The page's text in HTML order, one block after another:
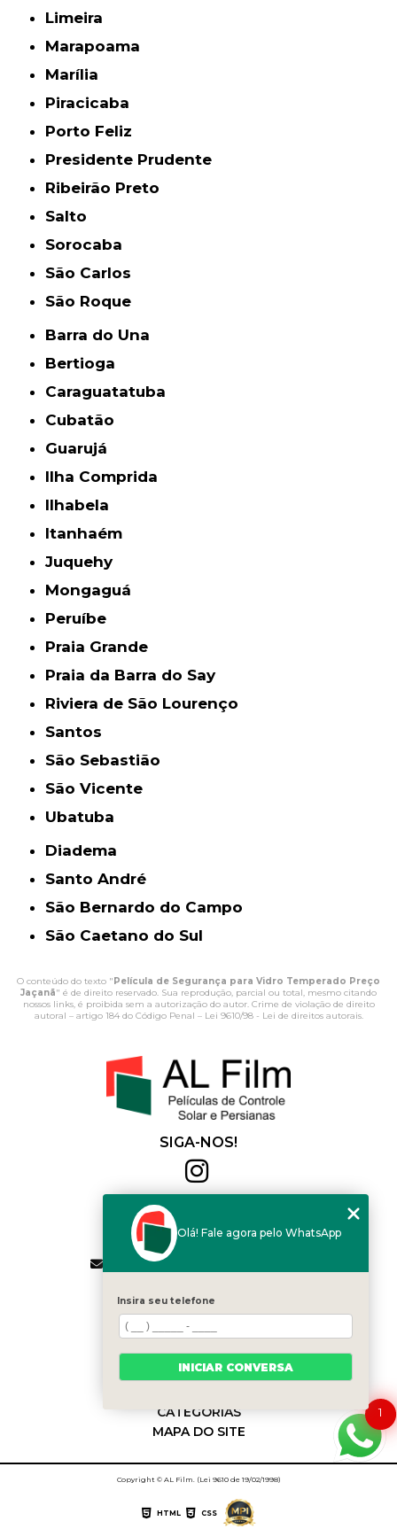
Limeira
Marapoama
Marília
Piracicaba
Porto Feliz
Presidente Prudente
Ribeirão Preto
Salto
Sorocaba
São Carlos
São Roque
Barra do Una
Bertioga
Caraguatatuba
Cubatão
Guarujá
Ilha Comprida
Ilhabela
Itanhaém
Juquehy
Mongaguá
Peruíbe
Praia Grande
Praia da Barra do Say
Riviera de São Lourenço
Santos
São Sebastião
São Vicente
Ubatuba
Diadema
Santo André
São Bernardo do Campo
São Caetano do Sul
O conteúdo do texto "Película de Segurança para Vidro Temperado Preço
Jaçanã" é de direito reservado. Sua reprodução, parcial ou total, mesmo citando
nossos links, é proibida sem a autorização do autor. Crime de violação de direito
autoral – artigo 184 do Código Penal – Lei 9610/98 - Lei de direitos autorais.
SIGA-NOS!
(11) 2564-4684
(11) 94168-2041
contato.vendas@alfilm.com.br
MENU
HOME
QUEM SOMOS
SERVIÇOS
BLOG
CATEGORIAS
MAPA DO SITE
Copyright © AL Film. (Lei 9610 de 19/02/1998)
HTML CSS
1
Olá! Fale agora pelo WhatsApp
Insira seu telefone
INICIAR CONVERSA